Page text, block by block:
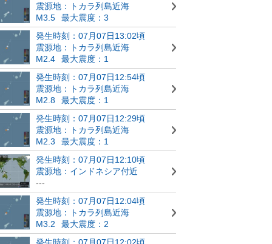
震源地：トカラ列島近海
M3.5
最大震度：3
発生時刻：07月07日13:02頃
震源地：トカラ列島近海
M2.4
最大震度：1
発生時刻：07月07日12:54頃
震源地：トカラ列島近海
M2.8
最大震度：1
発生時刻：07月07日12:29頃
震源地：トカラ列島近海
M2.3
最大震度：1
発生時刻：07月07日12:10頃
震源地：インドネシア付近
---
発生時刻：07月07日12:04頃
震源地：トカラ列島近海
M3.2
最大震度：2
発生時刻：07月07日12:02頃